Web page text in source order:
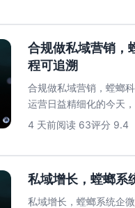
合规做私域营销，
程可追溯
合规做私域营销，螳螂
运营日益精细化的今天
牌口碑。然而，员...
4 天前阅读 63评分 9.4
私域增长，螳螂系
私域增长，螳螂系统企